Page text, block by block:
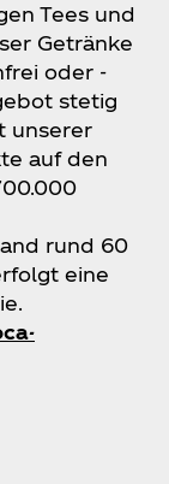
Tees und
Getränke
oder -
stetig
unserer
auf den
rund 60
eine